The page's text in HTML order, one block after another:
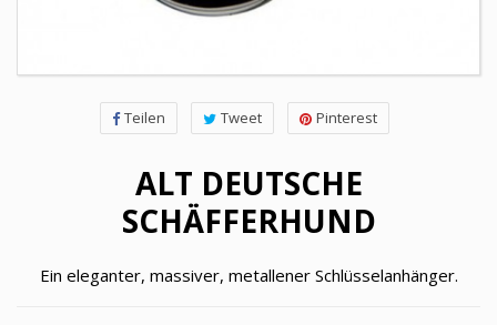
Teilen Tweet Pinterest
ALT DEUTSCHE
SCHÄFFERHUND
Ein eleganter, massiver, metallener Schlüsselanhänger.